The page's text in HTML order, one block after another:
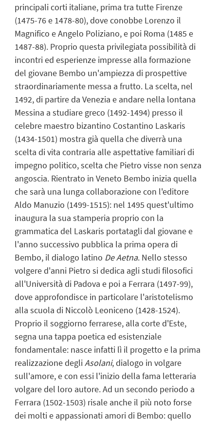
principali corti italiane, prima tra tutte Firenze
(1475-76 e 1478-80), dove conobbe Lorenzo il
Magnifico e Angelo Poliziano, e poi Roma (1485 e
1487-88). Proprio questa privilegiata possibilità di
incontri ed esperienze impresse alla formazione
del giovane Bembo un'ampiezza di prospettive
straordinariamente messa a frutto. La scelta, nel
1492, di partire da Venezia e andare nella lontana
Messina a studiare greco (1492-1494) presso il
celebre maestro bizantino Costantino Laskaris
(1434-1501) mostra già quella che diverrà una
scelta di vita contraria alle aspettative familiari di
impegno politico, scelta che Pietro visse non senza
angoscia. Rientrato in Veneto Bembo inizia quella
che sarà una lunga collaborazione con l'editore
Aldo Manuzio (1499-1515): nel 1495 quest'ultimo
inaugura la sua stamperia proprio con la
grammatica del Laskaris portatagli dal giovane e
l'anno successivo pubblica la prima opera di
Bembo, il dialogo latino De Aetna. Nello stesso
volgere d'anni Pietro si dedica agli studi filosofici
all'Università di Padova e poi a Ferrara (1497-99),
dove approfondisce in particolare l'aristotelismo
alla scuola di Niccolò Leoniceno (1428-1524).
Proprio il soggiorno ferrarese, alla corte d'Este,
segna una tappa poetica ed esistenziale
fondamentale: nasce infatti lì il progetto e la prima
realizzazione degliAsolani, dialogo in volgare
sull'amore, e con essi l'inizio della fama letteraria
volgare del loro autore. Ad un secondo periodo a
Ferrara (1502-1503) risale anche il più noto forse
dei molti e appassionati amori di Bembo: quello